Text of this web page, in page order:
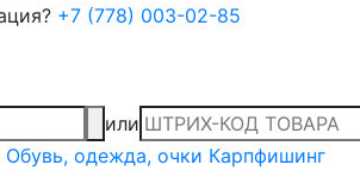
+7 (778) 003-02-85
или
Обувь, одежда, очки Карпфишинг